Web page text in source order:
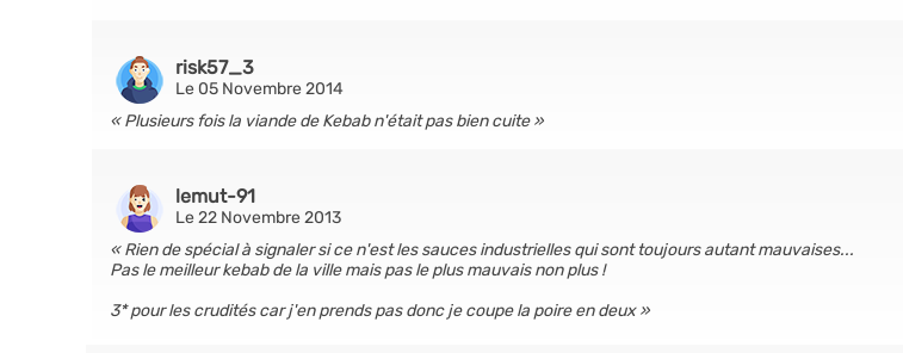
risk57_3
Le 05 Novembre 2014
Plusieurs fois la viande de Kebab n'était pas bien cuite
lemut-91
Le 22 Novembre 2013
Rien de spécial à signaler si ce n'est les sauces industrielles qui sont toujours autant mauvaises...
Pas le meilleur kebab de la ville mais pas le plus mauvais non plus !
3* pour les crudités car j'en prends pas donc je coupe la poire en deux